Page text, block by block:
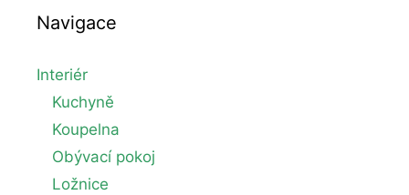
Navigace
Interiér
Kuchyně
Koupelna
Obývací pokoj
Ložnice